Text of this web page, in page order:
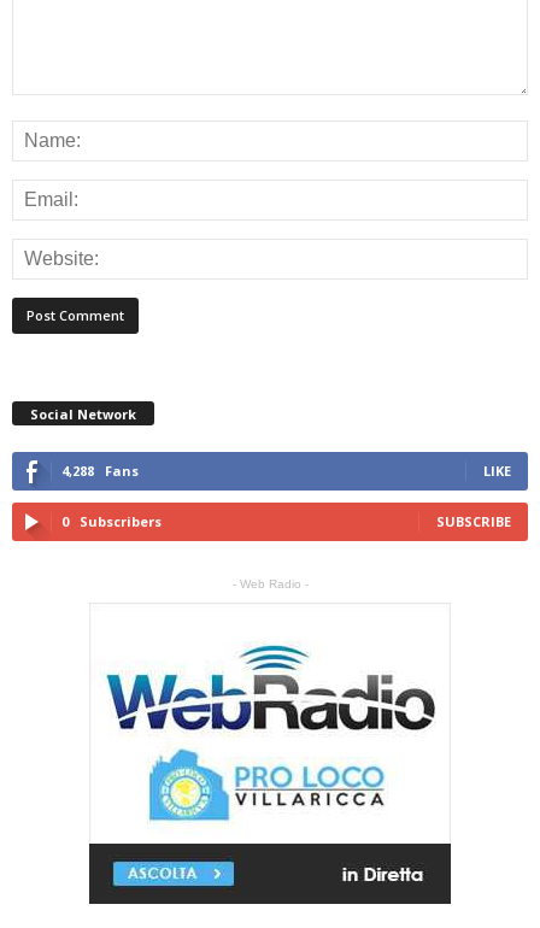
Social Network
4,288 Fans LIKE
0 Subscribers SUBSCRIBE
- Web Radio -